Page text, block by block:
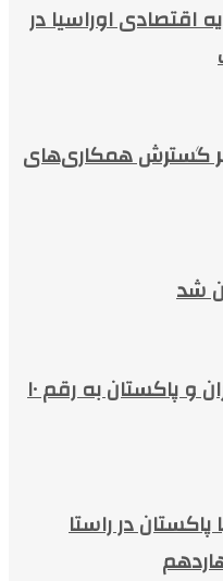
اقتصادی اوراسیا در
بر گسترش همکاری‌های
شد
افزایش حجم تجارت بین ایران و پاکستان به رقم ۱۰
در راستا